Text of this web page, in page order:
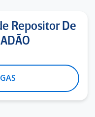
Repositor De